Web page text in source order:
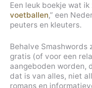
Een leuk boekje wat
voetballen,” een
peuters en kleuters.
Behalve Smashwords
gratis (of voor een
aangeboden worden,
dat is van alles, niet
romans en